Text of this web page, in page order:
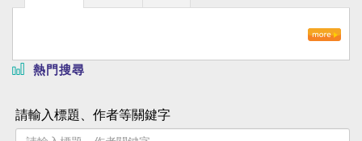
熱門搜尋
請輸入標題、作者等關鍵字